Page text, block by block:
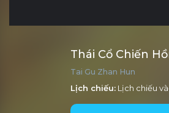
Thái Cổ Chiến
Tai Gu Zhan Hun
Lịch chiếu: Lịch chiếu